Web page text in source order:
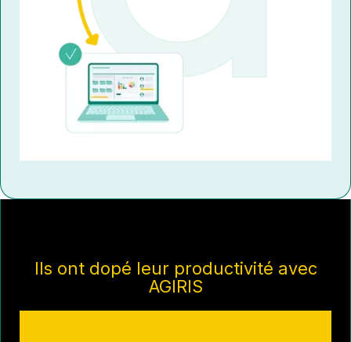
Ils ont dopé leur productivité avec
AGIRIS